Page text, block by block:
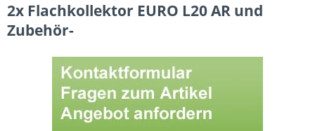
2x Flachkollektor EURO L20 AR und
Zubehör-